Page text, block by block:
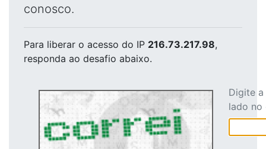
conosco.
Para liberar o acesso do IP 216.73.217.98,
responda ao desafio abaixo.
Digite
lado no